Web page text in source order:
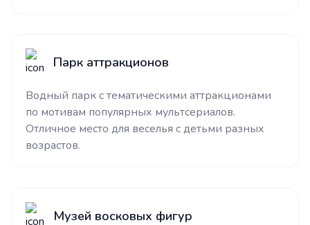
Парк аттракционов
Водный парк с тематическими аттракционами
по мотивам популярных мультсериалов.
Отличное место для веселья с детьми разных
возрастов.
Музей восковых фигур